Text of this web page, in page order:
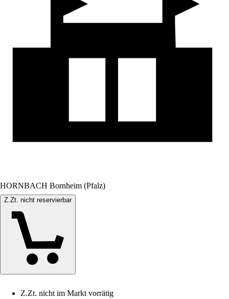
HORNBACH Bornheim (Pfalz)
Z.Zt. nicht reservierbar
Z.Zt. nicht im Markt vorrätig